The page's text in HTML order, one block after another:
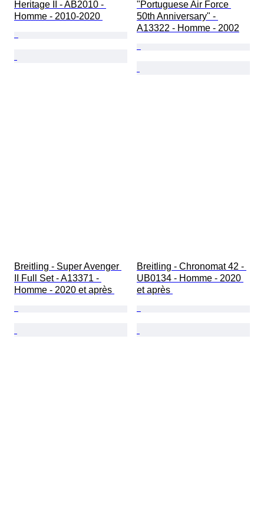
Heritage II - AB2010 -
Homme - 2010-2020
"Portuguese Air Force
50th Anniversary" -
A13322 - Homme - 2002
Breitling - Super Avenger
II Full Set - A13371 -
Homme - 2020 et après
Breitling - Chronomat 42 -
UB0134 - Homme - 2020
et après